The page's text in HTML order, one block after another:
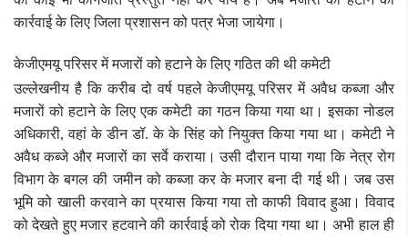
कार्रवाई के लिए जिला प्रशासन को पत्र भेजा जायेगा।
केजीएमयू परिसर में मजारों को हटाने के लिए गठित की थी कमेटी
उल्लेखनीय है कि करीब दो वर्ष पहले केजीएमयू परिसर में अवैध कब्जा और
मजारों को हटाने के लिए एक कमेटी का गठन किया गया था। इसका नोडल
अधिकारी, वहां के डीन डॉ. के के सिंह को नियुक्त किया गया था। कमेटी ने
अवैध कब्जे और मजारों का सर्वे कराया। उसी दौरान पाया गया कि नेत्र रोग
विभाग के बगल की जमीन को कब्जा कर के मजार बना दी गई थी। जब उस
भूमि को खाली करवाने का प्रयास किया गया तो काफी विवाद हुआ। विवाद
को देखते हुए मजार हटवाने की कार्रवाई को रोक दिया गया था। अभी हाल ही